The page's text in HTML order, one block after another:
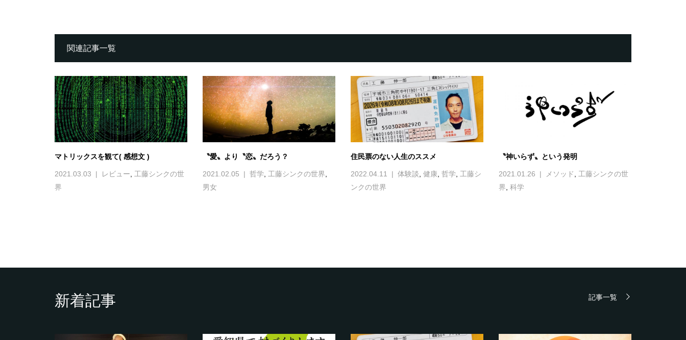
関連記事一覧
マトリックスを観て( 感想文 )
2021.03.03 レビュー
工藤シンクの世
界
〝愛〟より〝恋〟だろう？
2021.02.05 哲学 工藤シンクの世界
男女
住民票のない人生のススメ
2022.04.11 体験談 健康 哲学
工藤シ
ンクの世界
〝神いらず〟という発明
2021.01.26 メソッド
工藤シンクの世
界 科学
新着記事 記事一覧